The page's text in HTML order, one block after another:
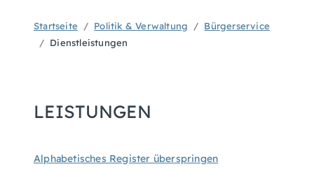
Startseite Politik & Verwaltung
Bürgerservice
Dienstleistungen
LEISTUNGEN
Alphabetisches Register überspringen